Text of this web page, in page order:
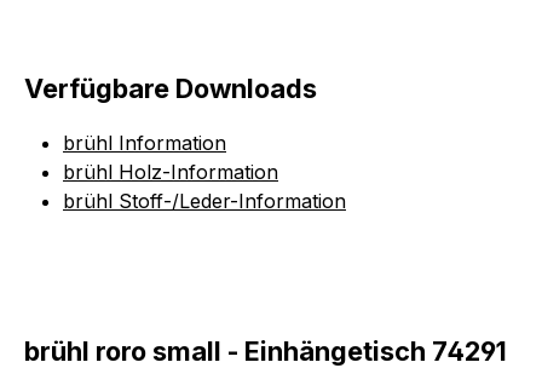
Verfügbare Downloads
brühl Information
brühl Holz-Information
brühl Stoff-/Leder-Information
brühl roro small - Einhängetisch 74291